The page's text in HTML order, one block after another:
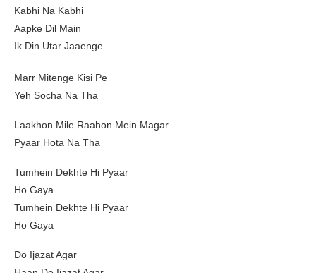
Kabhi Na Kabhi
Aapke Dil Main
Ik Din Utar Jaaenge
Marr Mitenge Kisi Pe
Yeh Socha Na Tha
Laakhon Mile Raahon Mein Magar
Pyaar Hota Na Tha
Tumhein Dekhte Hi Pyaar
Ho Gaya
Tumhein Dekhte Hi Pyaar
Ho Gaya
Do Ijazat Agar